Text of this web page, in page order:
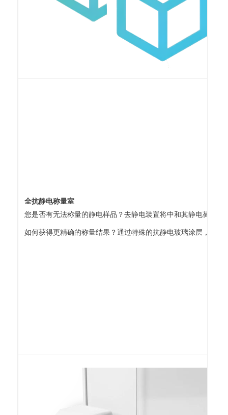
全抗静电称量室
您是否有无法称量的静电样品？去静电装置将中和其静电荷。
如何获得更精确的称量结果？通过特殊的抗静电玻璃涂层，可